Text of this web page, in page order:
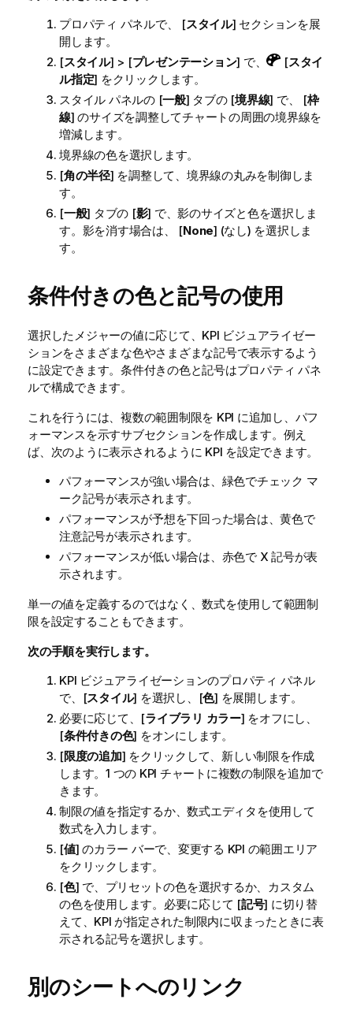
プロパティ パネルで、 [スタイル] セクションを展
開します。
[スタイル] > [プレゼンテーション] で、 [スタイ
ル指定] をクリックします。
スタイル パネルの [一般] タブの [境界線] で、 [枠
線] のサイズを調整してチャートの周囲の境界線を
増減します。
境界線の色を選択します。
[角の半径] を調整して、境界線の丸みを制御しま
す。
[一般] タブの [影] で、影のサイズと色を選択しま
す。影を消す場合は、 [None] (なし) を選択しま
す。
条件付きの色と記号の使用
選択したメジャーの値に応じて、KPI ビジュアライゼー
ションをさまざまな色やさまざまな記号で表示するよう
に設定できます。条件付きの色と記号はプロパティ パネ
ルで構成できます。
これを行うには、複数の範囲制限を KPI に追加し、パフ
ォーマンスを示すサブセクションを作成します。例え
ば、次のように表示されるように KPI を設定できます。
パフォーマンスが強い場合は、緑色でチェック マ
ーク記号が表示されます。
パフォーマンスが予想を下回った場合は、黄色で
注意記号が表示されます。
パフォーマンスが低い場合は、赤色で X 記号が表
示されます。
単一の値を定義するのではなく、数式を使用して範囲制
限を設定することもできます。
次の手順を実行します。
KPI ビジュアライゼーションのプロパティ パネル
で、[スタイル] を選択し、[色] を展開します。
必要に応じて、[ライブラリ カラー] をオフにし、
[条件付きの色] をオンにします。
[限度の追加] をクリックして、新しい制限を作成
します。1 つの KPI チャートに複数の制限を追加で
きます。
制限の値を指定するか、数式エディタを使用して
数式を入力します。
[値] のカラー バーで、変更する KPI の範囲エリア
をクリックします。
[色] で、プリセットの色を選択するか、カスタム
の色を使用します。必要に応じて [記号] に切り替
えて、KPI が指定された制限内に収まったときに表
示される記号を選択します。
別のシートへのリンク